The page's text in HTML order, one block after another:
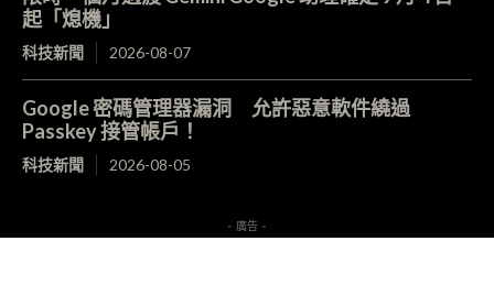
起「熄機」
科技新聞 2026-08-07
Google 密碼管理器漏洞 允許惡意軟件繞過
Passkey 接管帳戶！
科技新聞 2026-08-05
- 廣告 -